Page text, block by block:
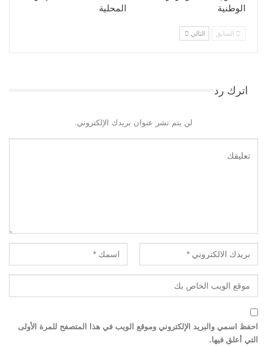
المحلية
الوطنية
السابق التالي
اترك رد
لن يتم نشر عنوان بريدك الإلكتروني.
احفظ اسمي والبريد الإلكتروني وموقع الويب في هذا المتصفح للمرة الأولى
التي أعلق فيها.